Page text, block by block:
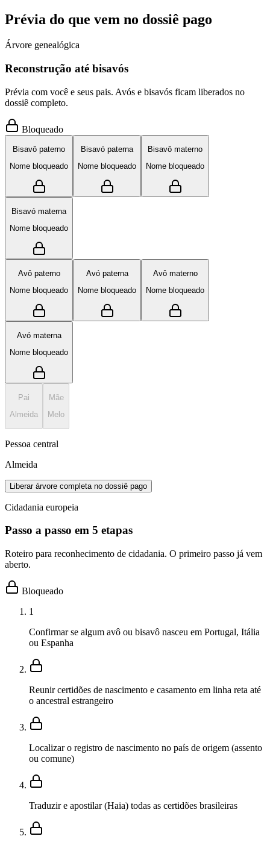
Prévia do que vem no dossiê pago
Árvore genealógica
Reconstrução até bisavós
Prévia com você e seus pais. Avós e bisavós ficam liberados no
dossiê completo.
Bloqueado
Bisavô paterno
Nome bloqueado
Bisavó paterna
Nome bloqueado
Bisavô materno
Nome bloqueado
Bisavó materna
Nome bloqueado
Avô paterno
Nome bloqueado
Avó paterna
Nome bloqueado
Avô materno
Nome bloqueado
Avó materna
Nome bloqueado
Pai
Almeida
Mãe
Melo
Pessoa central
Almeida
Liberar árvore completa no dossiê pago
Cidadania europeia
Passo a passo em 5 etapas
Roteiro para reconhecimento de cidadania. O primeiro passo já vem
aberto.
Bloqueado
1
Confirmar se algum avô ou bisavô nasceu em Portugal, Itália
ou Espanha
Reunir certidões de nascimento e casamento em linha reta até
o ancestral estrangeiro
Localizar o registro de nascimento no país de origem (assento
ou comune)
Traduzir e apostilar (Haia) todas as certidões brasileiras